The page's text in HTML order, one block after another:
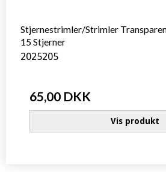
Stjernestrimler/Strimler
15 Stjerner
2025205
65,00 DKK
Vis produkt